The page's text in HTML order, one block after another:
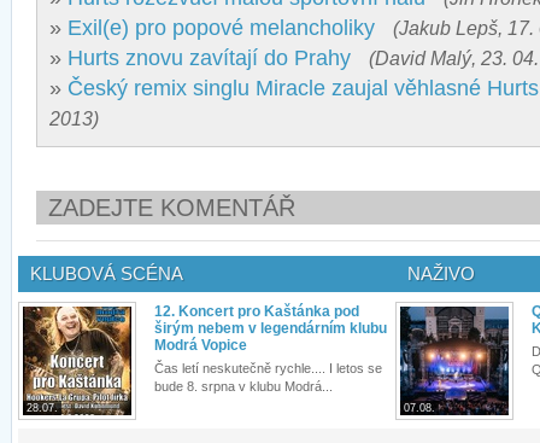
» Exil(e) pro popové melancholiky (Jakub Lepš, 17.
» Hurts znovu zavítají do Prahy (David Malý, 23.
» Český remix singlu Miracle zaujal věhlasné Hurts
2013)
ZADEJTE KOMENTÁŘ
KLUBOVÁ SCÉNA
28.07.
12. Koncert pro Kaštánka pod
širým nebem v legendárním klubu
Modrá Vopice
Čas letí neskutečně rychle.... I letos se
bude 8. srpna v klubu Modrá...
NAŽIVO
07.08.